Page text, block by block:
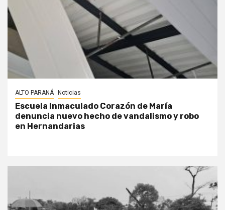
ALTO PARANÁ Noticias
Escuela Inmaculado Corazón de María
denuncia nuevo hecho de vandalismo y robo
en Hernandarias